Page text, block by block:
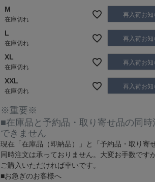
M
在庫切れ
再入荷お知
L
在庫切れ
再入荷お知
XL
在庫切れ
再入荷お知
XXL
在庫切れ
再入荷お知
※重要※
■在庫品と予約品・取り寄せ品の同時
できません
現在 「在庫品（即納品）」 と 「予約品・取り寄
同時注文は承っておりません。大変お手数です
ご購入いただければ幸いです。
■お急ぎのお客様へ